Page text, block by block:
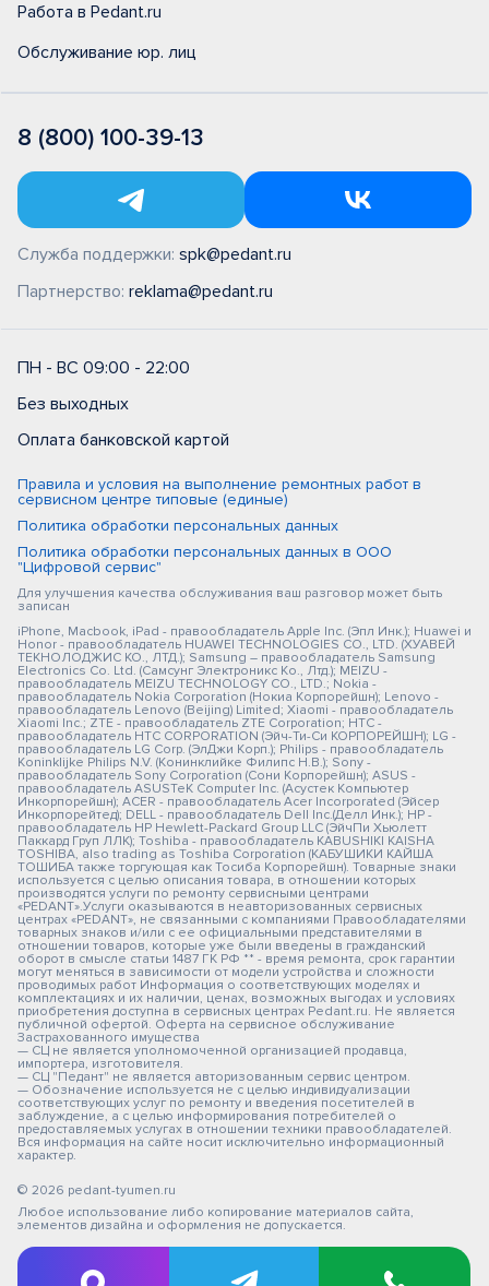
Работа в Pedant.ru
Обслуживание юр. лиц
8 (800) 100-39-13
Служба поддержки: spk@pedant.ru
Партнерство: reklama@pedant.ru
ПН - ВС 09:00 - 22:00
Без выходных
Оплата банковской картой
Правила и условия на выполнение ремонтных работ в
сервисном центре типовые (единые)
Политика обработки персональных данных
Политика обработки персональных данных в ООО
"Цифровой сервис"
Для улучшения качества обслуживания ваш разговор может быть
записан
iPhone, Macbook, iPad - правообладатель Apple Inc. (Эпл Инк.); Huawei и
Honor - правообладатель HUAWEI TECHNOLOGIES CO., LTD. (ХУАВЕЙ
ТЕКНОЛОДЖИС КО., ЛТД.); Samsung – правообладатель Samsung
Electronics Co. Ltd. (Самсунг Электроникс Ко., Лтд.); MEIZU -
правообладатель MEIZU TECHNOLOGY CO., LTD.; Nokia -
правообладатель Nokia Corporation (Нокиа Корпорейшн); Lenovo -
правообладатель Lenovo (Beijing) Limited; Xiaomi - правообладатель
Xiaomi Inc.; ZTE - правообладатель ZTE Corporation; HTC -
правообладатель HTC CORPORATION (Эйч-Ти-Си КОРПОРЕЙШН); LG -
правообладатель LG Corp. (ЭлДжи Корп.); Philips - правообладатель
Koninklijke Philips N.V. (Конинклийке Филипс Н.В.); Sony -
правообладатель Sony Corporation (Сони Корпорейшн); ASUS -
правообладатель ASUSTeK Computer Inc. (Асустек Компьютер
Инкорпорейшн); ACER - правообладатель Acer Incorporated (Эйсер
Инкорпорейтед); DELL - правообладатель Dell Inc.(Делл Инк.); HP -
правообладатель HP Hewlett-Packard Group LLC (ЭйчПи Хьюлетт
Паккард Груп ЛЛК); Toshiba - правообладатель KABUSHIKI KAISHA
TOSHIBA, also trading as Toshiba Corporation (КАБУШИКИ КАЙША
ТОШИБА также торгующая как Тосиба Корпорейшн). Товарные знаки
используется с целью описания товара, в отношении которых
производятся услуги по ремонту сервисными центрами
«PEDANT».Услуги оказываются в неавторизованных сервисных
центрах «PEDANT», не связанными с компаниями Правообладателями
товарных знаков и/или с ее официальными представителями в
отношении товаров, которые уже были введены в гражданский
оборот в смысле статьи 1487 ГК РФ ** - время ремонта, срок гарантии
могут меняться в зависимости от модели устройства и сложности
проводимых работ Информация о соответствующих моделях и
комплектациях и их наличии, ценах, возможных выгодах и условиях
приобретения доступна в сервисных центрах Pedant.ru. Не является
публичной офертой. Оферта на сервисное обслуживание
Застрахованного имущества
— СЦ не является уполномоченной организацией продавца,
импортера, изготовителя.
— СЦ "Педант" не является авторизованным сервис центром.
— Обозначение используется не с целью индивидуализации
соответствующих услуг по ремонту и введения посетителей в
заблуждение, а с целью информирования потребителей о
предоставляемых услугах в отношении техники правообладателей.
Вся информация на сайте носит исключительно информационный
характер.
© 2026 pedant-tyumen.ru
Любое использование либо копирование материалов сайта,
элементов дизайна и оформления не допускается.